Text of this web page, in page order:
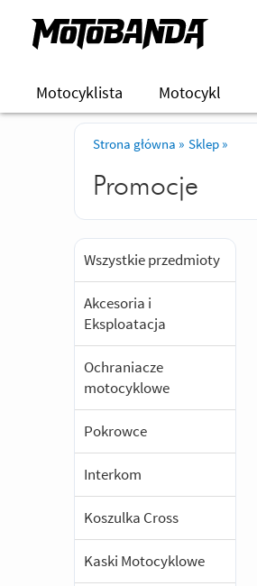
Motocyklista Motocykl
Strona główna » Sklep »
Promocje
Wszystkie przedmioty
Akcesoria i
Eksploatacja
Ochraniacze
motocyklowe
Pokrowce
Interkom
Koszulka Cross
Kaski Motocyklowe